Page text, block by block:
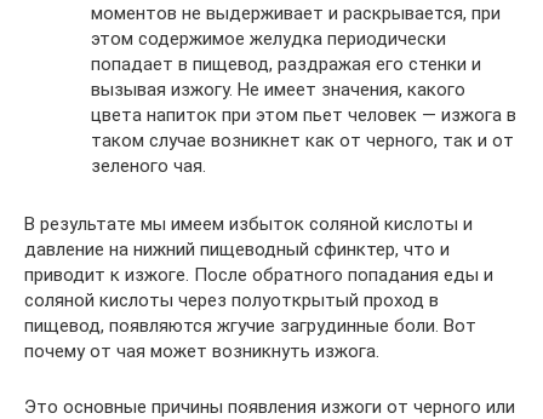
моментов не выдерживает и раскрывается, при
этом содержимое желудка периодически
попадает в пищевод, раздражая его стенки и
вызывая изжогу. Не имеет значения, какого
цвета напиток при этом пьет человек — изжога в
таком случае возникнет как от черного, так и от
зеленого чая.
В результате мы имеем избыток соляной кислоты и
давление на нижний пищеводный сфинктер, что и
приводит к изжоге. После обратного попадания еды и
соляной кислоты через полуоткрытый проход в
пищевод, появляются жгучие загрудинные боли. Вот
почему от чая может возникнуть изжога.
Это основные причины появления изжоги от черного или